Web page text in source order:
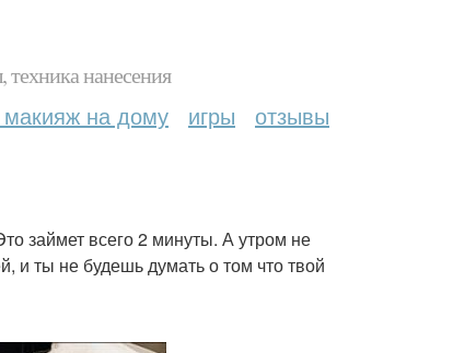
нанесения
макияж на дому игры отзывы
займет всего 2 минуты. А утром не
и ты не будешь думать о том что твой